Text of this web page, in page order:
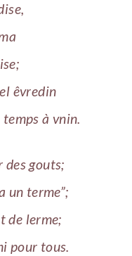
êvredin
à vnin.
des gouts;
un terme”;
de lerme;
pour tous.